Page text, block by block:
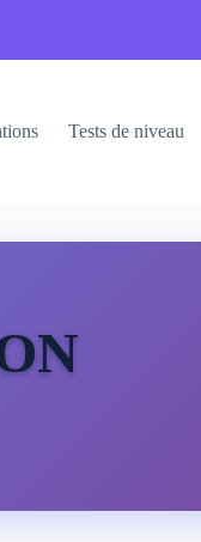
Tests de niveau